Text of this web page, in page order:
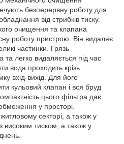
безперервну роботу для
від стрибків тиску.
очищення та клапана
роботу пристрою. Він видаляє
частинки. Грязь
та легко видаляється під час
вода проходить крізь
вхід-вихід. Для його
кульовий клапан і вся бруд
цього фільтра дає
у просторі.
секторі, а також у
високим тиском, а також у